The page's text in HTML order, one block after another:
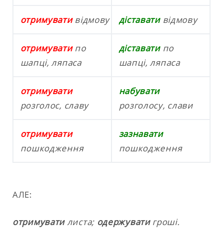
отримувативідмову діставативідмову
отримуватипо
шапці, ляпаса
діставатипо
шапці, ляпаса
отримувати
розголос, славу
набувати
розголосу, слави
отримувати
пошкодження
зазнавати
пошкодження
АЛЕ:
отримуватилиста; одержуватигроші.